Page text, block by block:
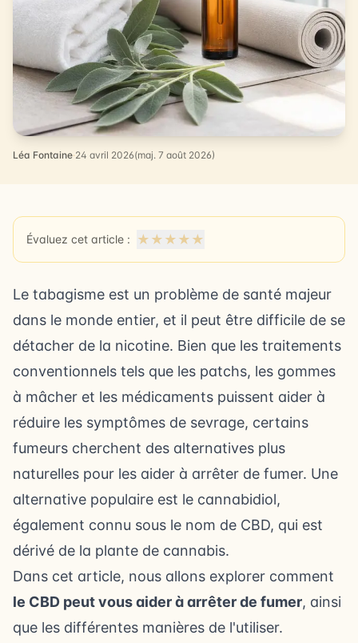
Léa Fontaine·24 avril 2026(maj. 7 août 2026)
Évaluez cet article : ★ ★ ★ ★ ★
Le tabagisme est un problème de santé majeur
dans le monde entier, et il peut être difficile de se
détacher de la nicotine. Bien que les traitements
conventionnels tels que les patchs, les gommes
à mâcher et les médicaments puissent aider à
réduire les symptômes de sevrage, certains
fumeurs cherchent des alternatives plus
naturelles pour les aider à arrêter de fumer. Une
alternative populaire est le cannabidiol,
également connu sous le nom de CBD, qui est
dérivé de la plante de cannabis.
Dans cet article, nous allons explorer comment
le CBD peut vous aider à arrêter de fumer, ainsi
que les différentes manières de l'utiliser.